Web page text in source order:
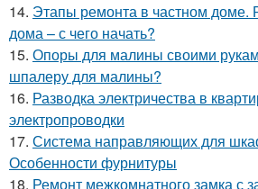
14. Этапы ремонта в частном доме.
дома – с чего начать?
15. Опоры для малины своими
шпалеру для малины?
16. Разводка электричества в
электропроводки
17. Система направляющих для
Особенности фурнитуры
18. Ремонт межкомнатного замка с